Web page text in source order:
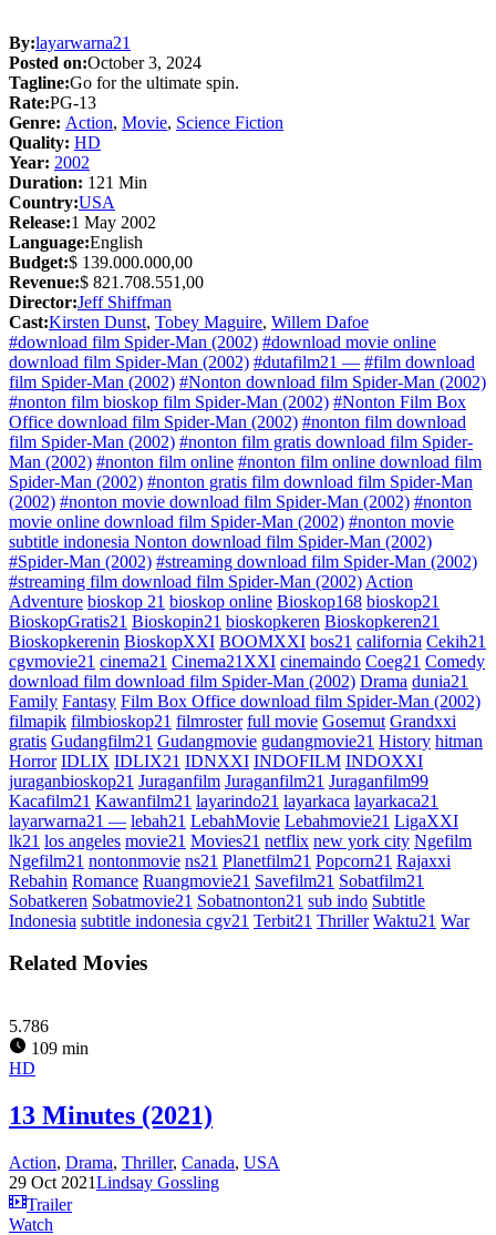
By:layarwarna21
Posted on:October 3, 2024
Tagline:Go for the ultimate spin.
Rate:PG-13
Genre: Action, Movie, Science Fiction
Quality: HD
Year: 2002
Duration: 121 Min
Country:USA
Release:1 May 2002
Language:English
Budget:$ 139.000.000,00
Revenue:$ 821.708.551,00
Director:Jeff Shiffman
Cast:Kirsten Dunst, Tobey Maguire, Willem Dafoe
#download film Spider-Man (2002) #download movie online
download film Spider-Man (2002) #dutafilm21 — #film download
film Spider-Man (2002) #Nonton download film Spider-Man (2002)
#nonton film bioskop film Spider-Man (2002) #Nonton Film Box
Office download film Spider-Man (2002) #nonton film download
film Spider-Man (2002) #nonton film gratis download film Spider-
Man (2002) #nonton film online #nonton film online download film
Spider-Man (2002) #nonton gratis film download film Spider-Man
(2002) #nonton movie download film Spider-Man (2002) #nonton
movie online download film Spider-Man (2002) #nonton movie
subtitle indonesia Nonton download film Spider-Man (2002)
#Spider-Man (2002) #streaming download film Spider-Man (2002)
#streaming film download film Spider-Man (2002) Action
Adventure bioskop 21 bioskop online Bioskop168 bioskop21
BioskopGratis21 Bioskopin21 bioskopkeren Bioskopkeren21
Bioskopkerenin BioskopXXI BOOMXXI bos21 california Cekih21
cgvmovie21 cinema21 Cinema21XXI cinemaindo Coeg21 Comedy
download film download film Spider-Man (2002) Drama dunia21
Family Fantasy Film Box Office download film Spider-Man (2002)
filmapik filmbioskop21 filmroster full movie Gosemut Grandxxi
gratis Gudangfilm21 Gudangmovie gudangmovie21 History hitman
Horror IDLIX IDLIX21 IDNXXI INDOFILM INDOXXI
juraganbioskop21 Juraganfilm Juraganfilm21 Juraganfilm99
Kacafilm21 Kawanfilm21 layarindo21 layarkaca layarkaca21
layarwarna21 — lebah21 LebahMovie Lebahmovie21 LigaXXI
lk21 los angeles movie21 Movies21 netflix new york city Ngefilm
Ngefilm21 nontonmovie ns21 Planetfilm21 Popcorn21 Rajaxxi
Rebahin Romance Ruangmovie21 Savefilm21 Sobatfilm21
Sobatkeren Sobatmovie21 Sobatnonton21 sub indo Subtitle
Indonesia subtitle indonesia cgv21 Terbit21 Thriller Waktu21 War
Related Movies
5.786
109 min
HD
13 Minutes (2021)
Action, Drama, Thriller, Canada, USA
29 Oct 2021Lindsay Gossling
Trailer
Watch